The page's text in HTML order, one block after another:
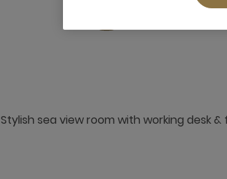
Stylish sea view room with working desk